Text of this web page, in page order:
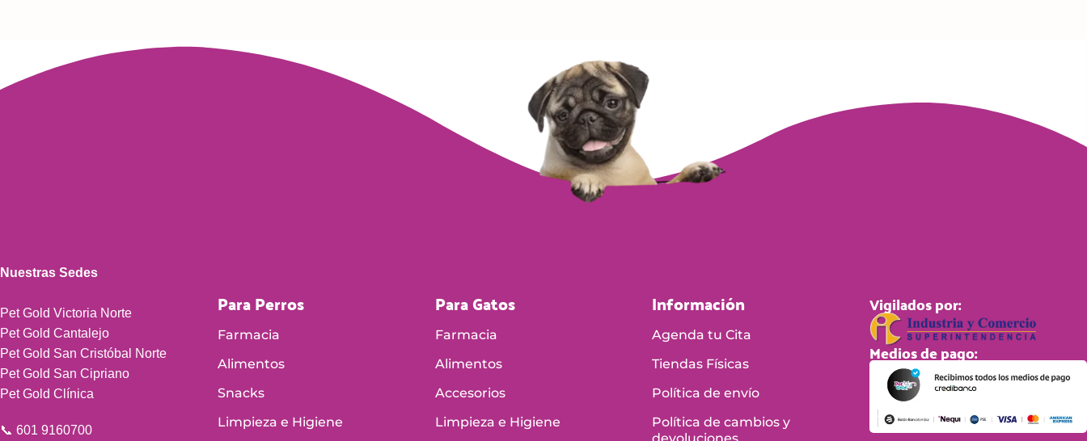
Nuestras Sedes
Pet Gold Victoria Norte
Pet Gold Cantalejo
Pet Gold San Cristóbal Norte
Pet Gold San Cipriano
Pet Gold Clínica
📞 601 9160700
Para Perros
Farmacia
Alimentos
Snacks
Limpieza e Higiene
Para Gatos
Farmacia
Alimentos
Accesorios
Limpieza e Higiene
Información
Agenda tu Cita
Tiendas Físicas
Política de envío
Política de cambios y
devoluciones
Vigilados por:
Medios de pago: